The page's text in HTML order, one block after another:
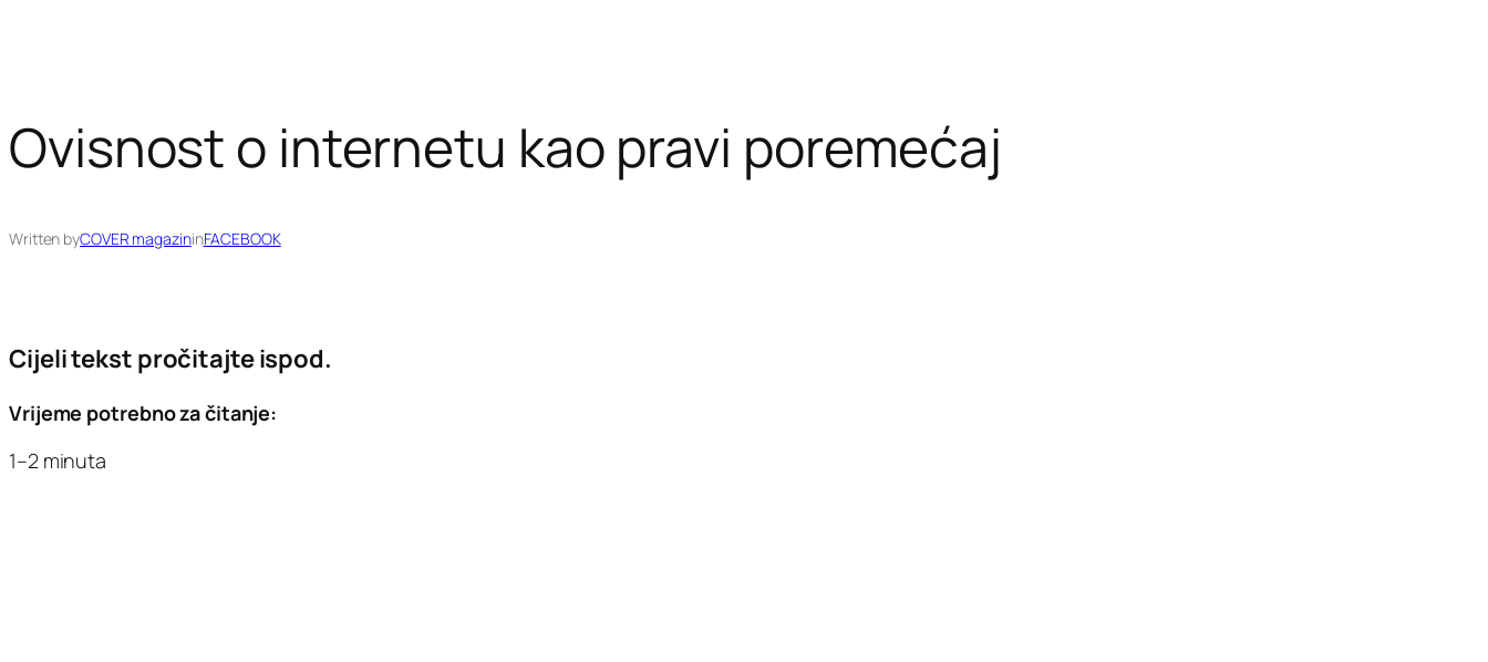
Ovisnost o internetu kao pravi poremećaj
Written byCOVER magazininFACEBOOK
Cijeli tekst pročitajte ispod.
Vrijeme potrebno za čitanje:
1–2 minuta